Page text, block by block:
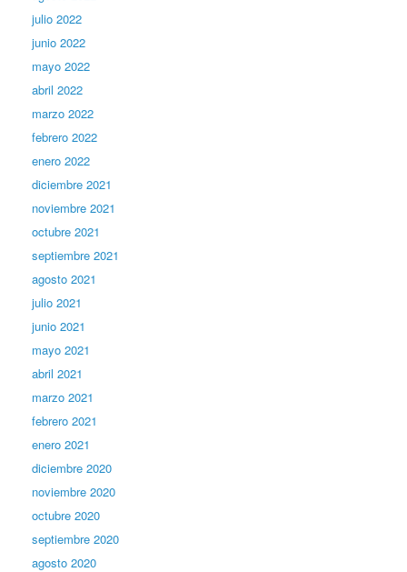
julio 2022
junio 2022
mayo 2022
abril 2022
marzo 2022
febrero 2022
enero 2022
diciembre 2021
noviembre 2021
octubre 2021
septiembre 2021
agosto 2021
julio 2021
junio 2021
mayo 2021
abril 2021
marzo 2021
febrero 2021
enero 2021
diciembre 2020
noviembre 2020
octubre 2020
septiembre 2020
agosto 2020